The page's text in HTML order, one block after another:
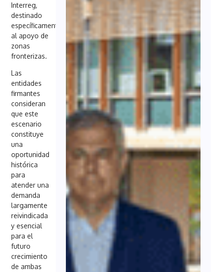
Interreg,
destinado
específicamente
al apoyo de
zonas
fronterizas.
Las
entidades
firmantes
consideran
que este
escenario
constituye
una
oportunidad
histórica
para
atender una
demanda
largamente
reivindicada
y esencial
para el
futuro
crecimiento
de ambas